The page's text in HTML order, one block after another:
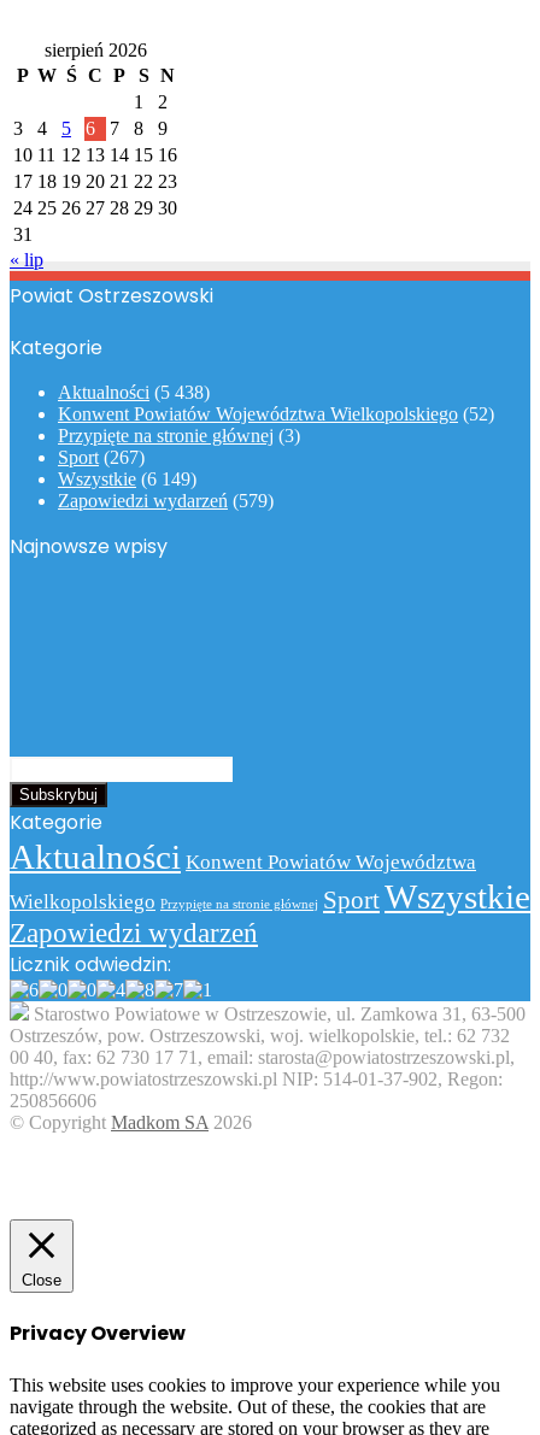
sierpień 2026
P W Ś C P S N
1
2
3
4 5 6 7 8
9
10 11 12 13 14 15 16
17 18 19 20 21 22 23
24 25 26 27 28 29 30
31
« lip
Powiat Ostrzeszowski
Kategorie
Aktualności (5 438)
Konwent Powiatów Województwa Wielkopolskiego (52)
Przypięte na stronie głównej (3)
Sport (267)
Wszystkie (6 149)
Zapowiedzi wydarzeń (579)
Najnowsze wpisy
swój
adres
email
Kategorie
Aktualności Konwent Powiatów Województwa
Wielkopolskiego Przypięte na stronie głównej SportWszystkie
Zapowiedzi wydarzeń
Licznik odwiedzin:
Starostwo Powiatowe w Ostrzeszowie, ul. Zamkowa 31, 63-500
Ostrzeszów, pow. Ostrzeszowski, woj. wielkopolskie, tel.: 62 732
00 40, fax: 62 730 17 71, email: starosta@powiatostrzeszowski.pl,
http://www.powiatostrzeszowski.pl NIP: 514-01-37-902, Regon:
250856606
© Copyright Madkom SA 2026
Close
Privacy Overview
This website uses cookies to improve your experience while you
navigate through the website. Out of these, the cookies that are
categorized as necessary are stored on your browser as they are